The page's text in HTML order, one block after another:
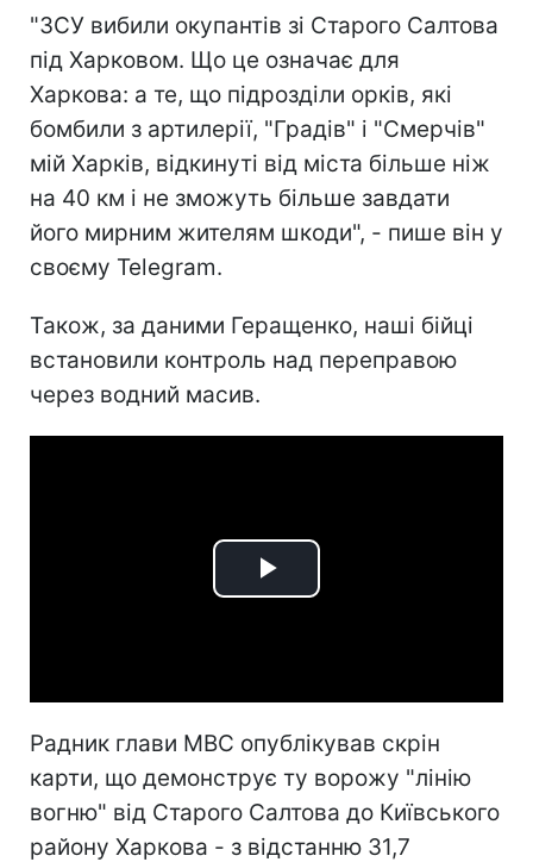
"ЗСУ вибили окупантів зі Старого Салтова
під Харковом. Що це означає для
Харкова: а те, що підрозділи орків, які
бомбили з артилерії, "Градів" і "Смерчів"
мій Харків, відкинуті від міста більше ніж
на 40 км і не зможуть більше завдати
його мирним жителям шкоди", - пише він у
своєму Telegram.
Також, за даними Геращенко, наші бійці
встановили контроль над переправою
через водний масив.
Play
Радник глави МВС опублікував скрін
карти, що демонструє ту ворожу "лінію
вогню" від Старого Салтова до Київського
району Харкова - з відстанню 31,7